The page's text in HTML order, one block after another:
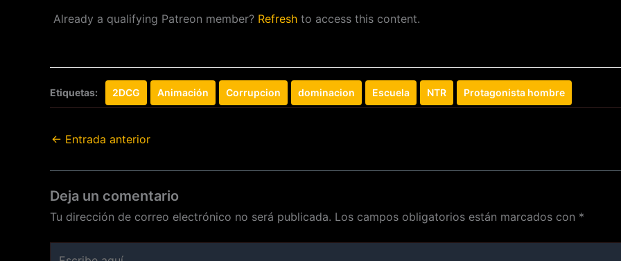
Already a qualifying Patreon member? Refresh to access this content.
Etiquetas: 2DCG Animación Corrupcion dominacion Escuela NTR Protagonista hombre
← Entrada anterior
Deja un comentario
Tu dirección de correo electrónico no será publicada. Los campos obligatorios están marcados con *